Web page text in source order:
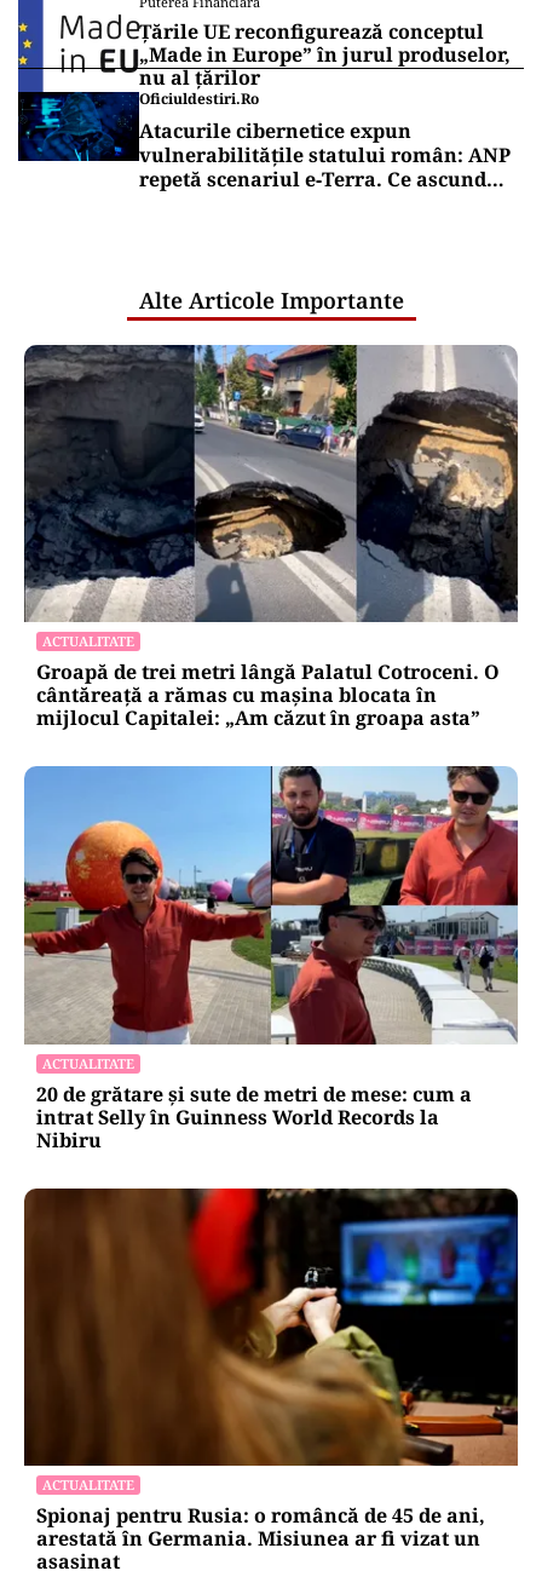
Țările UE reconfigurează conceptul
„Made in Europe” în jurul produselor,
nu al țărilor
Oficiuldestiri.ro
Atacurile cibernetice expun
vulnerabilitățile statului român: ANP
repetă scenariul e‑Terra. Ce ascund
Alte Articole Importante
ACTUALITATE
Groapă de trei metri lângă Palatul Cotroceni. O
cântăreață a rămas cu mașina blocata în
mijlocul Capitalei: „Am căzut în groapa asta”
ACTUALITATE
20 de grătare și sute de metri de mese: cum a
intrat Selly în Guinness World Records la
Nibiru
ACTUALITATE
Spionaj pentru Rusia: o româncă de 45 de ani,
arestată în Germania. Misiunea ar fi vizat un
asasinat